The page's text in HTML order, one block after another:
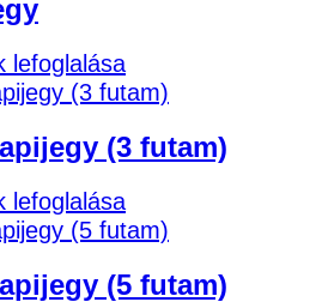
lefoglalása
(3 futam)
lefoglalása
(5 futam)